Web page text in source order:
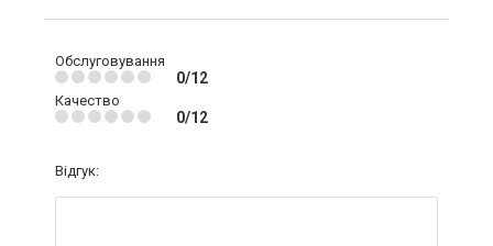
Обслуговування
0/12
Качество
0/12
Відгук: